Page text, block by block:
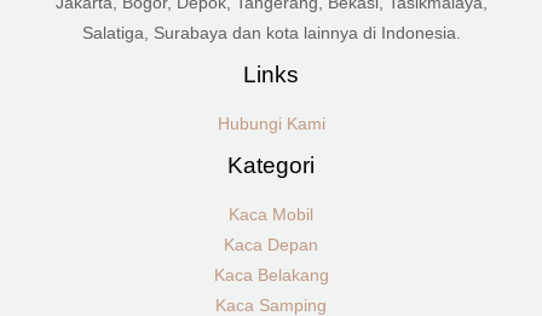
Salatiga, Surabaya dan kota lainnya di Indonesia.
Links
Hubungi Kami
Kategori
Kaca Mobil
Kaca Depan
Kaca Belakang
Kaca Samping